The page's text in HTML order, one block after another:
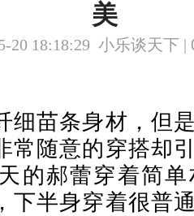
美
20 18:18:29 小乐谈天下 |
细苗条身材，但
常随意的穿搭却
的郝蕾穿着简
下半身穿着很普